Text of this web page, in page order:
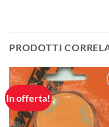
PRODOTTI
In offerta!
alla